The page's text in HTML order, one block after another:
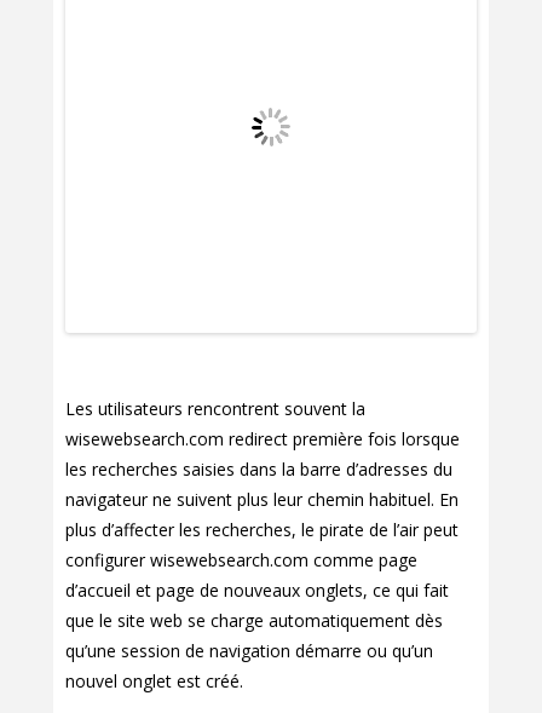
Les utilisateurs rencontrent souvent la
wisewebsearch.com redirect première fois lorsque
les recherches saisies dans la barre d’adresses du
navigateur ne suivent plus leur chemin habituel. En
plus d’affecter les recherches, le pirate de l’air peut
configurer wisewebsearch.com comme page
d’accueil et page de nouveaux onglets, ce qui fait
que le site web se charge automatiquement dès
qu’une session de navigation démarre ou qu’un
nouvel onglet est créé.